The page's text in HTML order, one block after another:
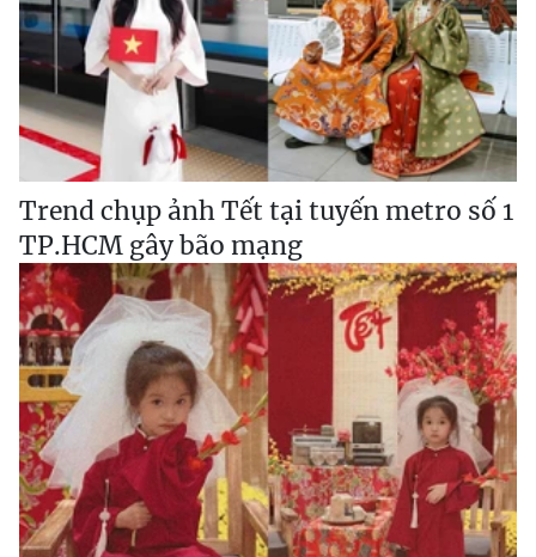
Trend chụp ảnh Tết tại tuyến metro số 1
TP.HCM gây bão mạng